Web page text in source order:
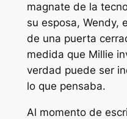
magnate de la
su esposa, Wendy,
de una puerta
medida que Millie
verdad puede ser
lo que pensaba.
Al momento de